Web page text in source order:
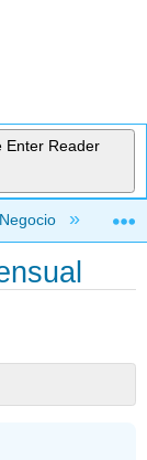
Enter Reader
Negocio